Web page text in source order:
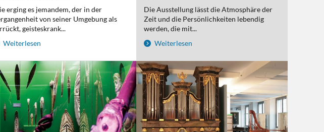
erging es jemandem, der in der
von seiner Umgebung als
geisteskrank...
Weiterlesen
Die Ausstellung lässt die Atmosphäre der
Zeit und die Persönlichkeiten lebendig
werden, die mit...
Weiterlesen